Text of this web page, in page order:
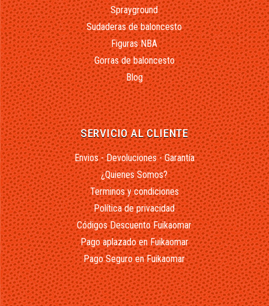
Sprayground
Sudaderas de baloncesto
Figuras NBA
Gorras de baloncesto
Blog
SERVICIO AL CLIENTE
Envios - Devoluciones - Garantía
¿Quienes Somos?
Terminos y condiciones
Política de privacidad
Códigos Descuento Fuikaomar
Pago aplazado en Fuikaomar
Pago Seguro en Fuikaomar